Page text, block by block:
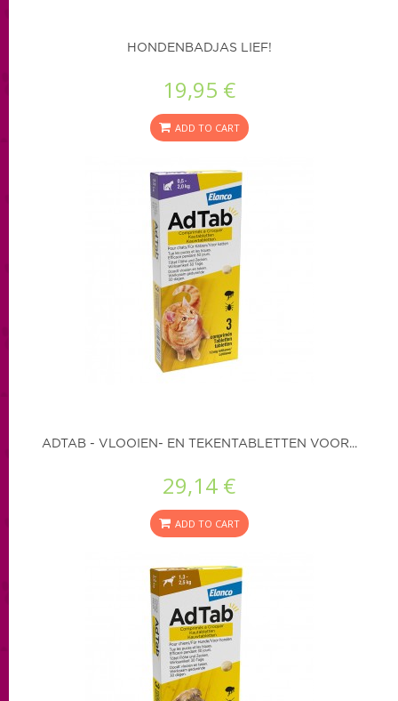
HONDENBADJAS LIEF!
19,95 €
ADD TO CART
ADTAB - VLOOIEN- EN TEKENTABLETTEN VOOR...
29,14 €
ADD TO CART